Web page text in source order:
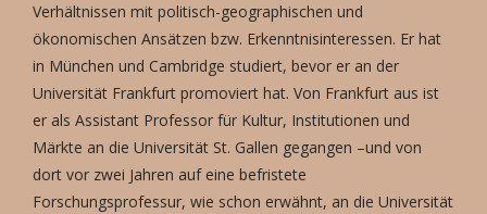
Verhältnissen mit politisch-geographischen und
ökonomischen Ansätzen bzw. Erkenntnisinteressen. Er hat
in München und Cambridge studiert, bevor er an der
Universität Frankfurt promoviert hat. Von Frankfurt aus ist
er als Assistant Professor für Kultur, Institutionen und
Märkte an die Universität St. Gallen gegangen –und von
dort vor zwei Jahren auf eine befristete
Forschungsprofessur, wie schon erwähnt, an die Universität